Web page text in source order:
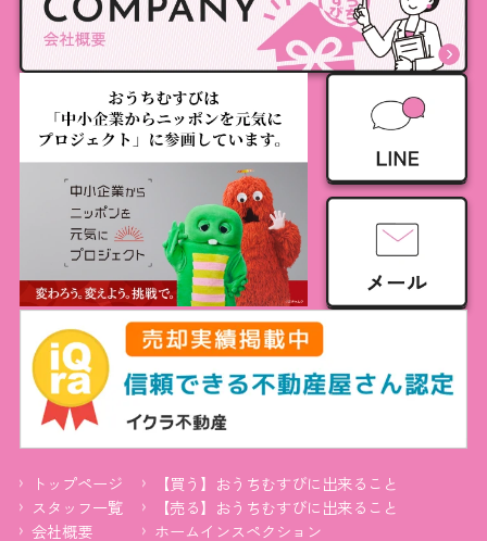
トップページ
【買う】おうちむすびに出来ること
スタッフ一覧
【売る】おうちむすびに出来ること
会社概要
ホームインスペクション